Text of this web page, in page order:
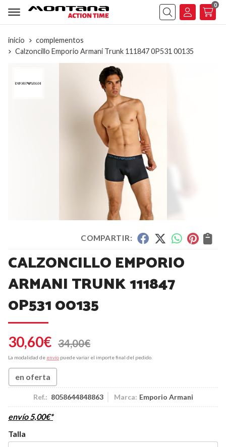
Buscar
0
inicio
complementos
Calzoncillo Emporio Armani Trunk 111847 0P531 00135
COMPARTIR:
CALZONCILLO EMPORIO
ARMANI TRUNK 111847
0P531 00135
30,60€ 34,00€
La modalidad de envío puede variar el importe final del pedido.
en oferta
Ref.: 8058644848863 Marca: Emporio Armani
envío 5,00€*
Talla